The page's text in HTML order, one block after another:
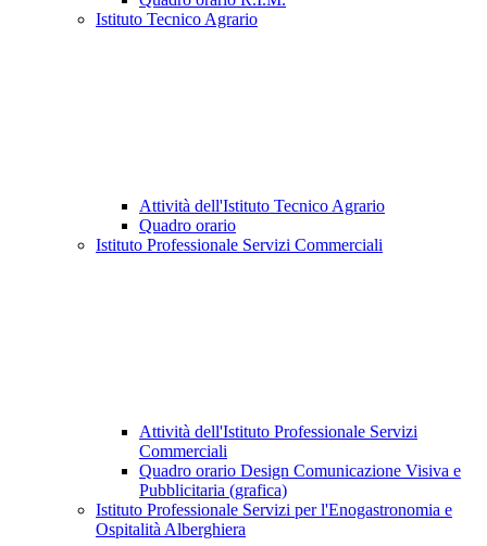
Istituto Tecnico Agrario
Attività dell'Istituto Tecnico Agrario
Quadro orario
Istituto Professionale Servizi Commerciali
Attività dell'Istituto Professionale Servizi
Commerciali
Quadro orario Design Comunicazione Visiva e
Pubblicitaria (grafica)
Istituto Professionale Servizi per l'Enogastronomia e
Ospitalità Alberghiera